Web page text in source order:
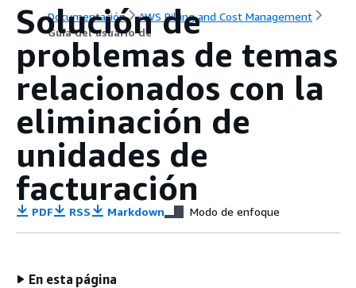
Documentación
AWS Billing and Cost Management
Guía del usuario de
Solución de
problemas de temas
relacionados con la
eliminación de
unidades de
facturación
PDF RSS Markdown Modo de enfoque
En esta página